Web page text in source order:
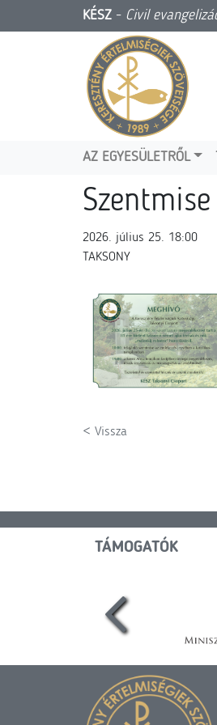
KÉSZ - Civil
AZ EGYESÜLETRŐL
2026. július 25. 18:00
TAKSONY
< Vissza
TÁMOGATÓK